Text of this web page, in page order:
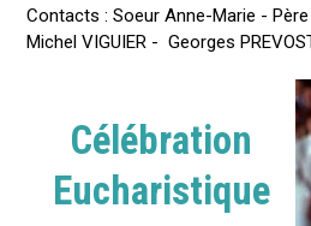
Contacts : Soeur Anne-Marie -
Michel VIGUIER - Georges
Célébration
Eucharistique